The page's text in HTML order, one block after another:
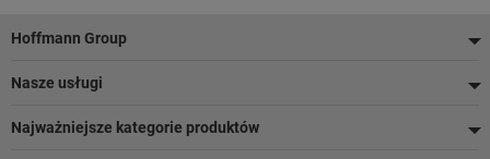
Stopka
Hoffmann Group
Nasze usługi
Najważniejsze kategorie produktów